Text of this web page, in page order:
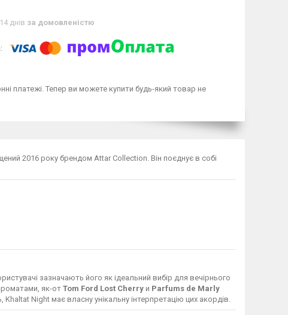
днів за домовленістю
платежі. Тепер ви можете купити будь-який товар не
2016 року брендом Attar Collection. Він поєднує в собі
зазначають його як ідеальний вибір для вечірнього
як-от Tom Ford Lost Cherry и Parfums de Marly
Night має власну унікальну інтерпретацію цих акордів.